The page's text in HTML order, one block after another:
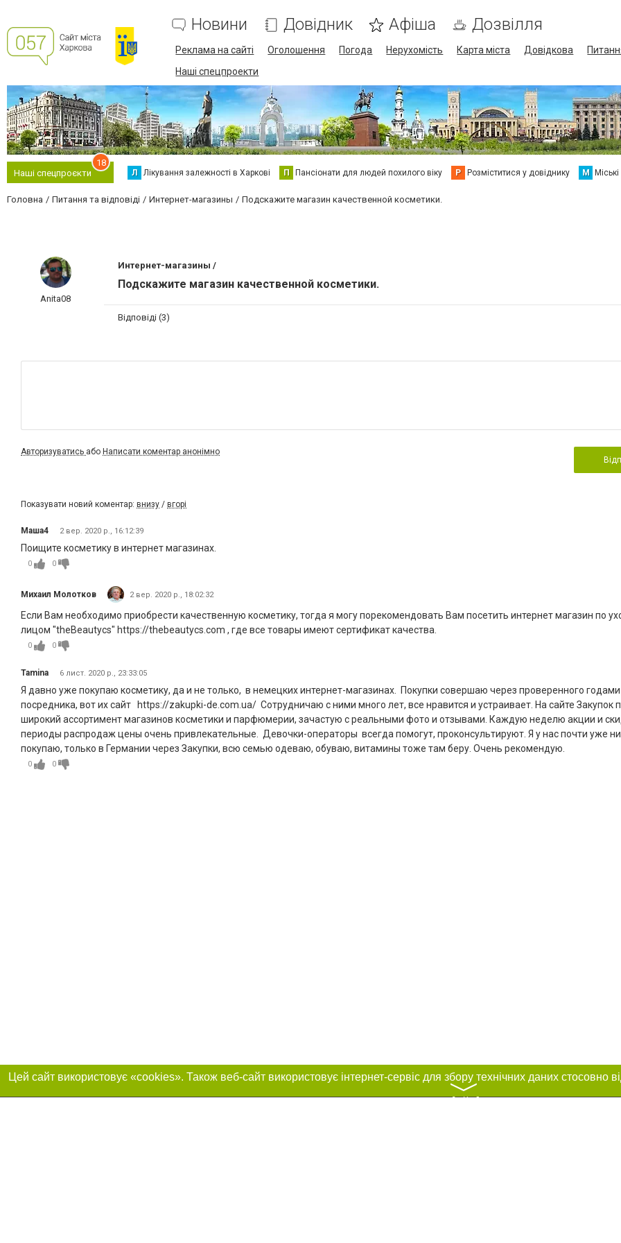
Новини Довідник Афіша Дозвілля
Реклама на сайті Оголошення Погода Нерухомість Карта міста Довідкова
Наші спецпроекти
Наші спецпроєкти
18
Л Лікування залежності в Харкові П Пансіонати для людей похилого віку Р Розміститися у довіднику М
Головна Питання та відповіді Интернет-магазины Подскажите магазин качественной косметики.
Anita08
Интернет-магазины /
Подскажите магазин качественной косметики.
Відповіді (3)
Авторизуватись або Написати коментар анонімно
Показувати новий коментар: внизу / вгорі
Маша4 2 вер. 2020 р., 16:12:39
Поищите косметику в интернет магазинах.
0 0
Михаил Молотков 2 вер. 2020 р., 18:02:32
Если Вам необходимо приобрести качественную косметику, тогда я могу порекомендовать Вам посетить интернет магазин по
лицом "theBeautycs" https://thebeautycs.com , где все товары имеют сертификат качества.
0 0
Tamina 6 лист. 2020 р., 23:33:05
Я давно уже покупаю косметику, да и не только, в немецких интернет-магазинах. Покупки совершаю через проверенного годами
посредника, вот их сайт https://zakupki-de.com.ua/ Сотрудничаю с ними много лет, все нравится и устраивает. На сайте Закупок
широкий ассортимент магазинов косметики и парфюмерии, зачастую с реальными фото и отзывами. Каждую неделю акции и
периоды распродаж цены очень привлекательные. Девочки-операторы всегда помогут, проконсультируют. Я у нас почти уже
покупаю, только в Германии через Закупки, всю семью одеваю, обуваю, витамины тоже там беру. Очень рекомендую.
0 0
〉